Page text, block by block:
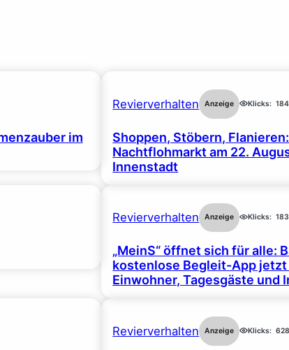
im
Revierverhalten Anzeige Klicks: 184
Shoppen, Stöbern,
Nachtflohmarkt am 22.
Innenstadt
Revierverhalten Anzeige Klicks: 183
„MeinS“ öffnet sich für alle:
kostenlose Begleit-App jetzt
Einwohner, Tagesgäste und
Revierverhalten Anzeige Klicks: 628